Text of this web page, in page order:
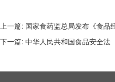
上一篇: 国家食药监总局发布《食品
下一篇: 中华人民共和国食品安全法